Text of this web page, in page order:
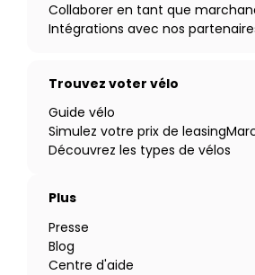
Collaborer en tant que
Intégrations avec nos
Trouvez voter vélo
Guide vélo
Simulez votre prix de leasing
Découvrez les types de vélos
Plus
Presse
Blog
Centre d'aide